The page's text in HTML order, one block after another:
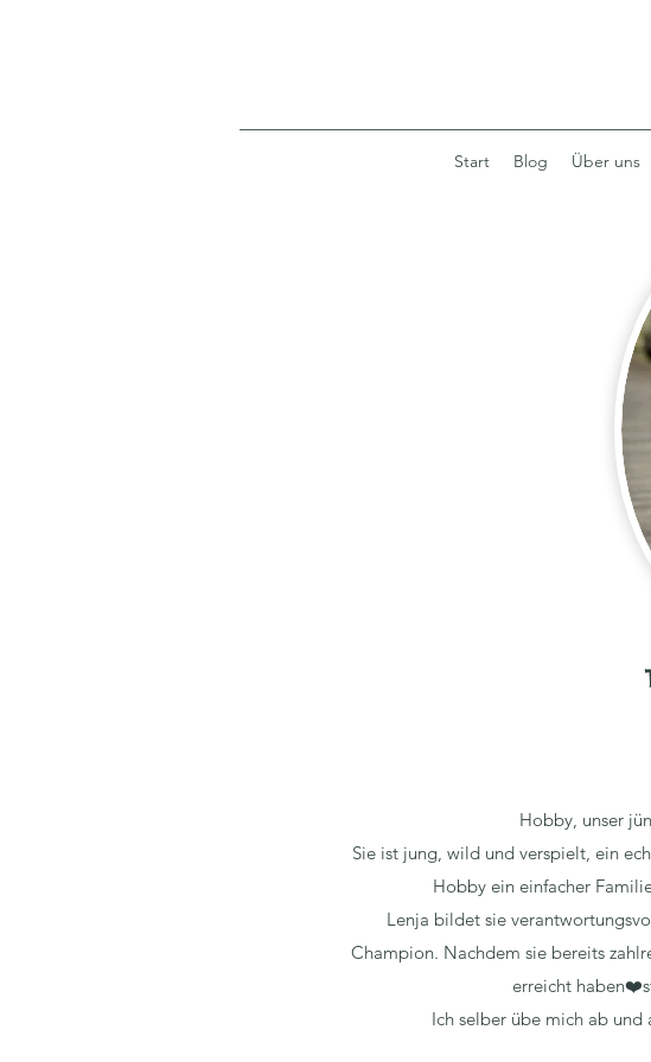
Start Blog Über uns
Hobby, unser
Sie ist jung, wild und verspielt, ein
Hobby ein einfacher
Lenja bildet sie
Champion. Nachdem sie bereits
erreicht
Ich selber übe mich ab